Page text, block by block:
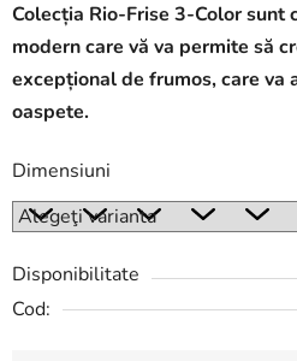
Colecția Rio-Frise 3-Color sunt
modern care vă va permite să
excepțional de frumos, care va
oaspete.
Dimensiuni
Disponibilitate
Cod: